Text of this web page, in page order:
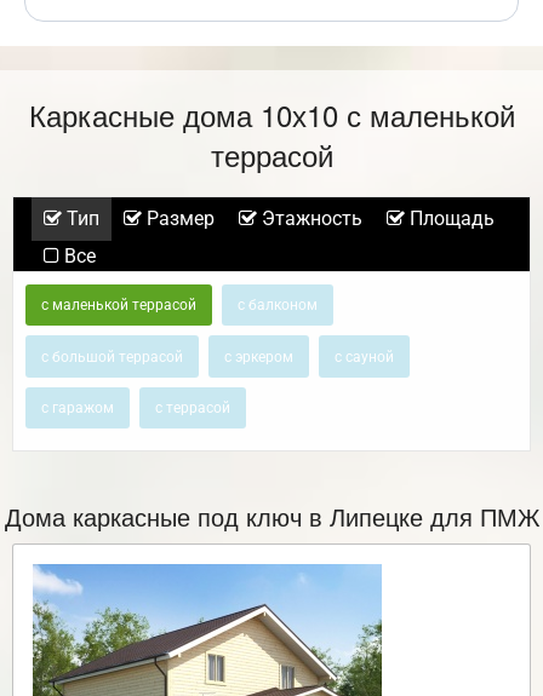
Каркасные дома 10х10 с маленькой
террасой
Тип Размер Этажность
Площадь
Все
с маленькой террасой с балконом
с большой террасой с эркером с сауной
с гаражом с террасой
Дома каркасные под ключ в Липецке для ПМЖ